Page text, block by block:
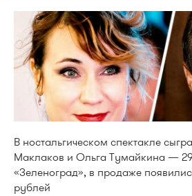
В ностальгическом спектакле
Маклаков и Ольга Тумайкина —
«Зеленоград», в продаже
рублей